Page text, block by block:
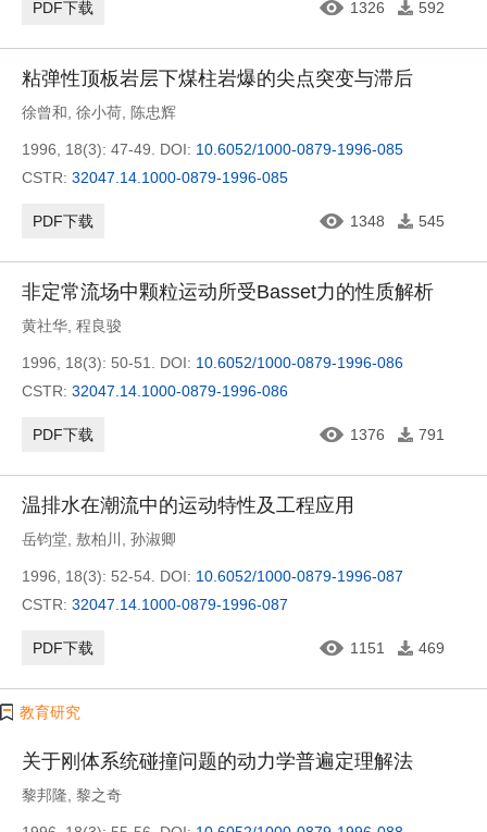
PDF下载 1326 592
粘弹性顶板岩层下煤柱岩爆的尖点突变与滞后
徐曾和 徐小荷 陈忠辉
1996, 18(3): 47-49. DOI: 10.6052/1000-0879-1996-085
CSTR: 32047.14.1000-0879-1996-085
PDF下载 1348 545
非定常流场中颗粒运动所受Basset力的性质解析
黄社华 程良骏
1996, 18(3): 50-51. DOI: 10.6052/1000-0879-1996-086
CSTR: 32047.14.1000-0879-1996-086
PDF下载 1376 791
温排水在潮流中的运动特性及工程应用
岳钧堂 敖柏川 孙淑卿
1996, 18(3): 52-54. DOI: 10.6052/1000-0879-1996-087
CSTR: 32047.14.1000-0879-1996-087
PDF下载 1151 469
教育研究
关于刚体系统碰撞问题的动力学普遍定理解法
黎邦隆 黎之奇